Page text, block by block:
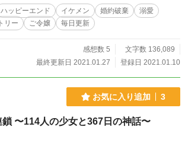
ハッピーエンド イケメン 婚約破棄
溺愛
リー ご令嬢 毎日更新
感想数 5
文字数 136,089
最終更新日 2021.01.27
登録日 2021.01.10
お気に入り追加 3
〜114人の少女と367日の神話〜